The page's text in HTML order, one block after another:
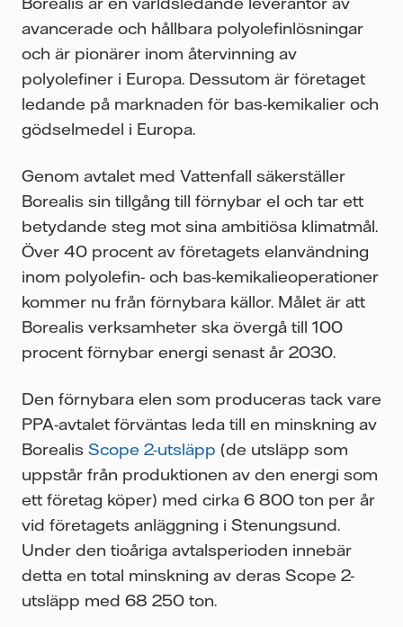
avancerade och hållbara polyolefinlösningar
och är pionärer inom återvinning av
polyolefiner i Europa. Dessutom är företaget
ledande på marknaden för bas-kemikalier och
gödselmedel i Europa.
Genom avtalet med Vattenfall säkerställer
Borealis sin tillgång till förnybar el och tar ett
betydande steg mot sina ambitiösa klimatmål.
Över 40 procent av företagets elanvändning
inom polyolefin- och bas-kemikalieoperationer
kommer nu från förnybara källor. Målet är att
Borealis verksamheter ska övergå till 100
procent förnybar energi senast år 2030.
Den förnybara elen som produceras tack vare
PPA-avtalet förväntas leda till en minskning av
Borealis Scope 2-utsläpp (de utsläpp som
uppstår från produktionen av den energi som
ett företag köper) med cirka 6 800 ton per år
vid företagets anläggning i Stenungsund.
Under den tioåriga avtalsperioden innebär
detta en total minskning av deras Scope 2-
utsläpp med 68 250 ton.